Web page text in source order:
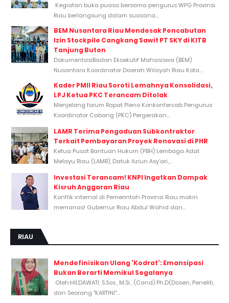
Kegiatan buka puasa bersama pengurus WPG Provinsi
Riau berlangsung dalam suasana...
BEM Nusantara Riau Mendesak Pencabutan
Izin Stockpile Cangkang Sawit PT SKY di KITB
Tanjung Buton
DokumentasiBadan Eksekutif Mahasiswa (BEM)
Nusantara Koordinator Daerah Wilayah Riau Kota...
Kader PMII Riau Soroti Lemahnya Konsolidasi,
LPJ Ketua PKC Terancam Ditolak
Menjelang forum Rapat Pleno Konkonfercab Pengurus
Koordinator Cabang (PKC) Pergerakan...
LAMR Terima Pengaduan Subkontraktor
Terkait Pembayaran Proyek Renovasi di PHR
Ketua Pusat Bantuan Hukum (PBH) Lembaga Adat
Melayu Riau (LAMR), Datuk Aziun Asy’ari,...
Investasi Terancam! KNPI Ingatkan Dampak
Kisruh Anggaran Riau
Konflik internal di Pemerintah Provinsi Riau makin
memanas! Gubernur Riau Abdul Wahid dan...
RIAU
Mendefinisikan Ulang 'Kodrat': Emansipasi
Bukan Berarti Memikul Segalanya
Oleh:HILDAWATI, S.Sos., M.Si., (Cand) Ph.D(Dosen, Peneliti,
dan Seorang "KARTINI"...